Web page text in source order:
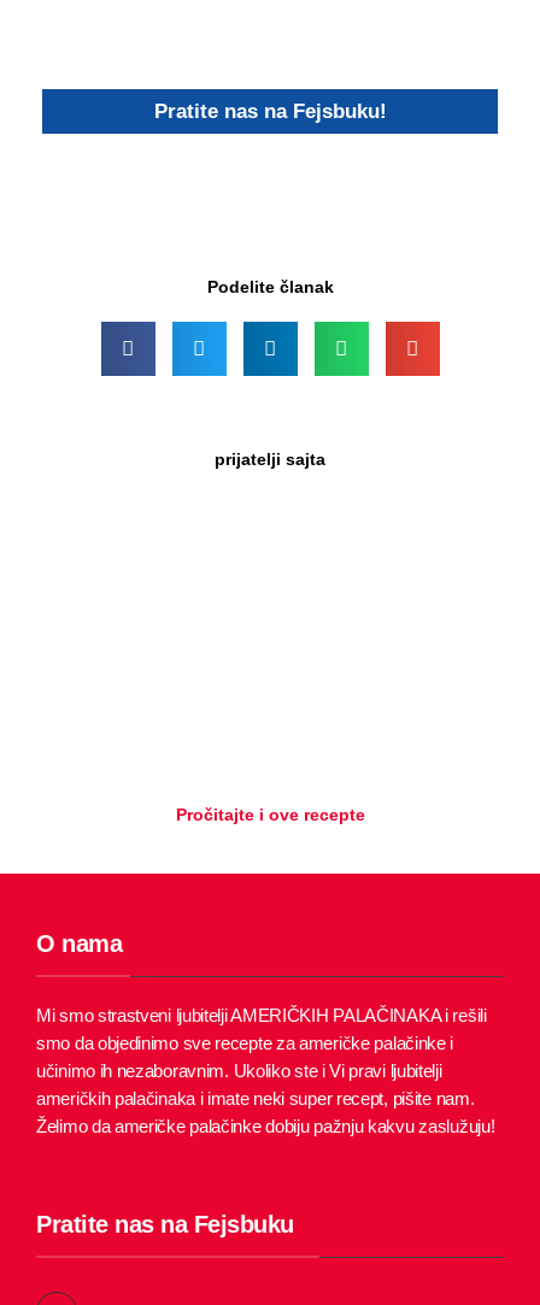
Pratite nas na Fejsbuku!
Podelite članak
prijatelji sajta
Pročitajte i ove recepte
O nama
Mi smo strastveni ljubitelji AMERIČKIH PALAČINAKA i rešili
smo da objedinimo sve recepte za američke palačinke i
učinimo ih nezaboravnim. Ukoliko ste i Vi pravi ljubitelji
američkih palačinaka i imate neki super recept, pišite nam.
Želimo da američke palačinke dobiju pažnju kakvu zaslužuju!
Pratite nas na Fejsbuku
F